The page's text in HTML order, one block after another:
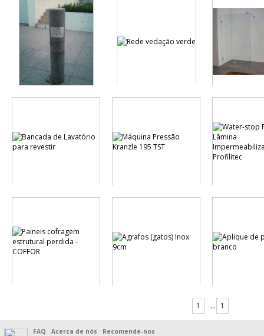
1 ... 1
FAQ Acerca de nós Recomende-nos